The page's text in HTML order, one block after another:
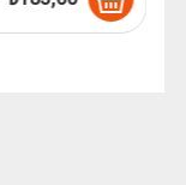
₺ 220,00.
andaki
fiyat: